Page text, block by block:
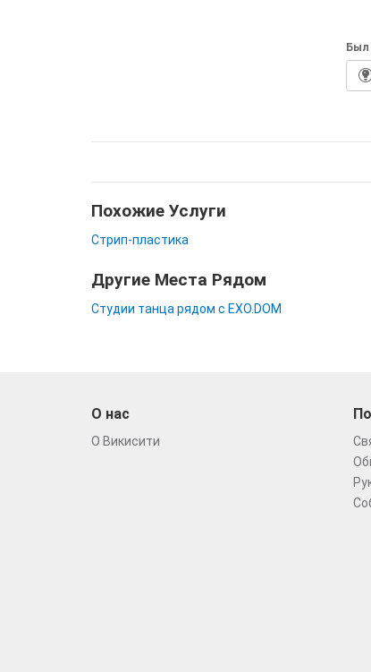
Был
Похожие Услуги
Стрип-пластика
Другие Места Рядом
Студии танца рядом с EXO.DOM
О нас
О Викисити